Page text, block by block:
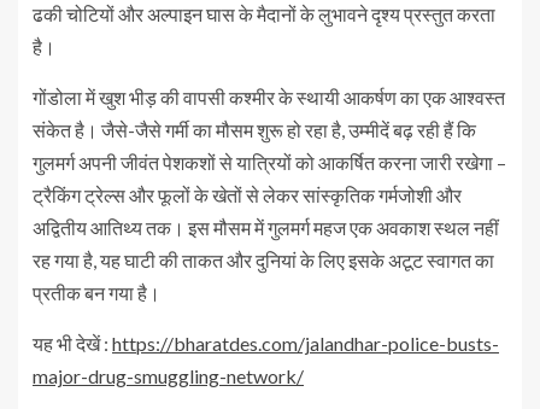
ढकी चोटियों और अल्पाइन घास के मैदानों के लुभावने दृश्य प्रस्तुत करता
है।
गोंडोला में खुश भीड़ की वापसी कश्मीर के स्थायी आकर्षण का एक आश्वस्त
संकेत है। जैसे-जैसे गर्मी का मौसम शुरू हो रहा है, उम्मीदें बढ़ रही हैं कि
गुलमर्ग अपनी जीवंत पेशकशों से यात्रियों को आकर्षित करना जारी रखेगा –
ट्रैकिंग ट्रेल्स और फूलों के खेतों से लेकर सांस्कृतिक गर्मजोशी और
अद्वितीय आतिथ्य तक। इस मौसम में गुलमर्ग महज एक अवकाश स्थल नहीं
रह गया है, यह घाटी की ताकत और दुनियां के लिए इसके अटूट स्वागत का
प्रतीक बन गया है।
यह भी देखें : https://bharatdes.com/jalandhar-police-busts-
major-drug-smuggling-network/